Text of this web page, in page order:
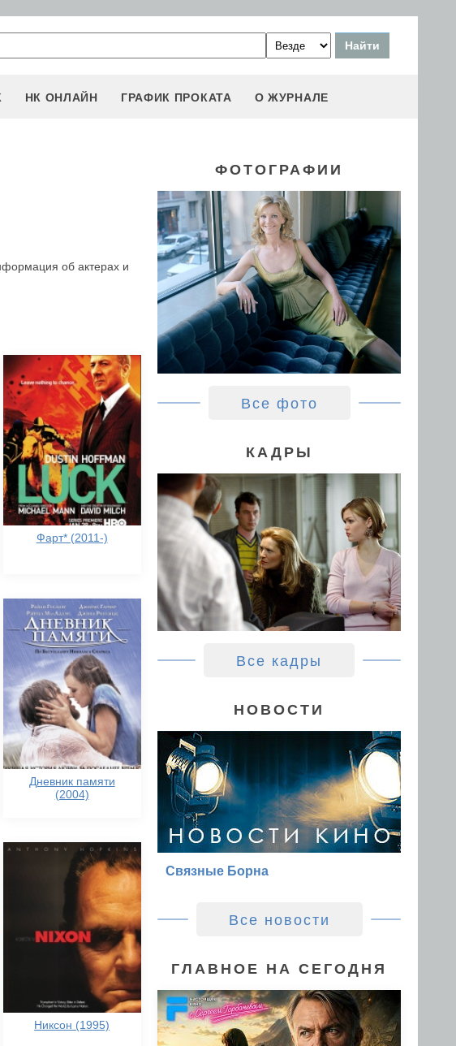
НК ОНЛАЙН ГРАФИК ПРОКАТА О ЖУРНАЛЕ
об актерах и
Фарт* (2011-)
Дневник памяти
(2004)
Никсон (1995)
ФОТОГРАФИИ
Все фото
КАДРЫ
Все кадры
НОВОСТИ
Связные Борна
Все новости
ГЛАВНОЕ НА СЕГОДНЯ